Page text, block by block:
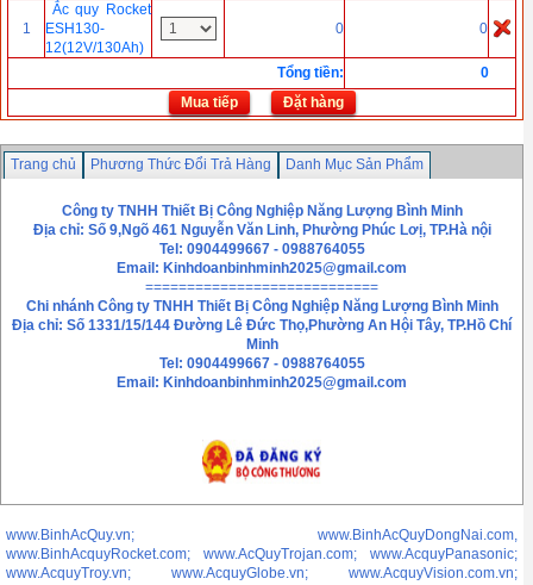
1
Ắc quy Rocket
ESH130-
12(12V/130Ah)
0 0
Tổng tiền:
0
Mua tiếp
Đặt hàng
Trang chủ Phương Thức Đổi Trả Hàng
Danh Mục Sản Phẩm
Công ty TNHH Thiết Bị Công Nghiệp Năng Lượng Bình Minh
Địa chỉ: Số 9,Ngõ 461 Nguyễn Văn Linh, Phường Phúc Lơị, TP.Hà nội
Tel: 0904499667 - 0988764055
Email: Kinhdoanbinhminh2025@gmail.com
============================
Chi nhánh Công ty TNHH Thiết Bị Công Nghiệp Năng Lượng Bình Minh
Địa chỉ: Số 1331/15/144 Đường Lê Đức Thọ,Phường An Hội Tây, TP.Hồ Chí
Minh
Tel: 0904499667 - 0988764055
Email: Kinhdoanbinhminh2025@gmail.com
www.BinhAcQuy.vn; www.BinhAcQuyDongNai.com,
www.BinhAcquyRocket.com; www.AcQuyTrojan.com; www.AcquyPanasonic;
www.AcquyTroy.vn; www.AcquyGlobe.vn; www.AcquyVision.com.vn;